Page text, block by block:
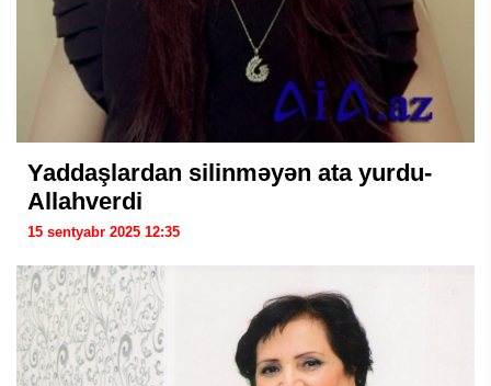
Yaddaşlardan silinməyən ata yurdu-
Allahverdi
15 sentyabr 2025 12:35